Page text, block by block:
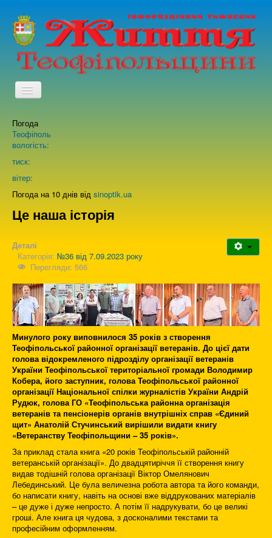
TPL_PROTOSTAR_TOGGLE_MENU
Про нас
Погода
Теофіполь
вологість:
тиск:
вітер:
Погода на 10 днів від sinoptik.ua
Це наша історія
Деталі
Категорія: №36 від 7.09.2023 року
Перегляди: 566
Минулого року виповнилося 35 років з створення
Теофіпольської районної організації ветеранів. До цієї дати
голова відокремленого підрозділу організації ветеранів
України Теофіпольської територіальної громади Володимир
Кобера, його заступник, голова Теофіпольської районної
організації Національної спілки журналістів України Андрій
Рудюк, голова ГО «Теофіпольська районна організація
ветеранів та пенсіонерів органів внутрішніх справ «Єдиний
щит» Анатолій Стучинський вирішили видати книгу
«Ветеранству Теофіпольщини – 35 років».
За приклад стала книга «20 років Теофіпольській районній
ветеранській організації». До двадцятиріччя її створення книгу
видав тодішній голова організації Віктор Омелянович
Лебединський. Це була величезна робота автора та його команди,
бо написати книгу, навіть на основі вже віддрукованих матеріалів
– це дуже і дуже непросто. А потім її надрукувати, бо це великі
гроші. Але книга ця чудова, з досконалими текстами та
професійним оформленням.